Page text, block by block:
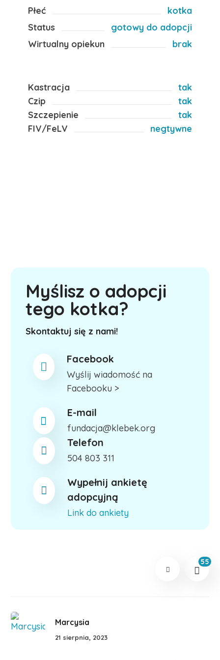
Płeć
kotka
Status
gotowy do adopcji
Wirtualny opiekun
brak
Kastracja
tak
Czip
tak
Szczepienie
tak
FIV/FeLV
negtywne
Myślisz o adopcji
tego kotka?
Skontaktuj się z nami!
Facebook
Wyślij wiadomość na
Facebooku >
E-mail
fundacja@klebek.org
Telefon
504 803 311
Wypełnij ankietę
adopcyjną
Link do ankiety
55
Marcysia
21 sierpnia, 2023